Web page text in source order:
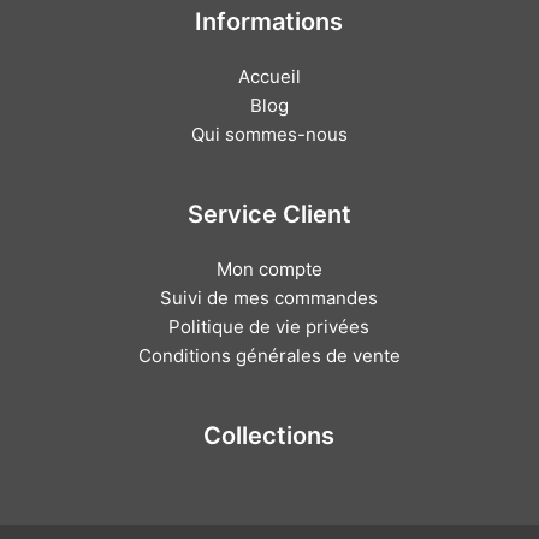
Informations
Accueil
Blog
Qui sommes-nous
Service Client
Mon compte
Suivi de mes commandes
Politique de vie privées
Conditions générales de vente
Collections